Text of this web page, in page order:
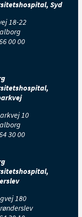
stolen med
knæene
træk
Syd
18-22
00 00
10
30 00
180